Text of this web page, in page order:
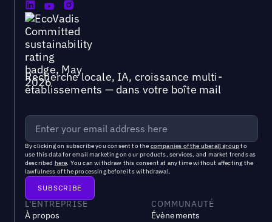
Recherche locale, IA, croissance multi-
établissements — dans votre boîte mail
By clicking on subscribe you consent to the companies of the uberall groupto
use this data for email marketing on our products, services, and market trends as
described here. You can withdraw this consent at any time without affecting the
lawfulness of the processing before its withdrawal.
L'ENTREPRISE
À propos
COMMUNAUTÉ
Évènements